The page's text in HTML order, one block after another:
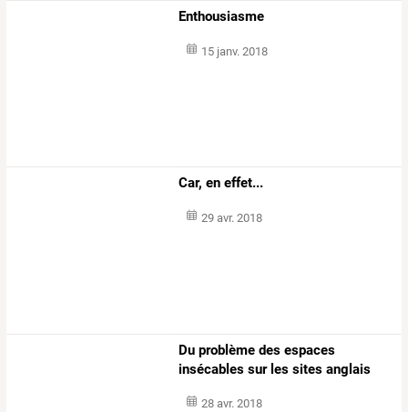
Enthousiasme
15 janv. 2018
Car, en effet...
29 avr. 2018
Du problème des espaces
insécables sur les sites anglais
28 avr. 2018